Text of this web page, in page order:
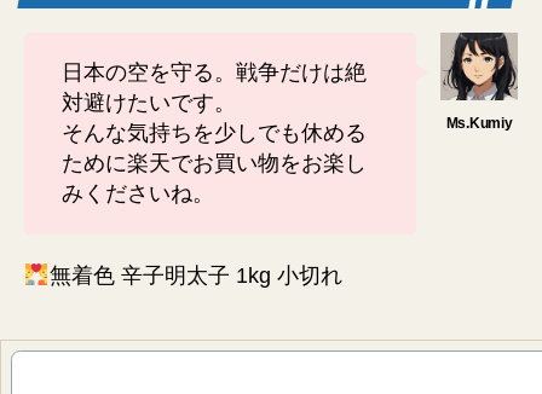
日本の空を守る。戦争だけは絶
対避けたいです。
そんな気持ちを少しでも休める
ために楽天でお買い物をお楽し
みくださいね。
無着色 辛子明太子 1kg 小切れ